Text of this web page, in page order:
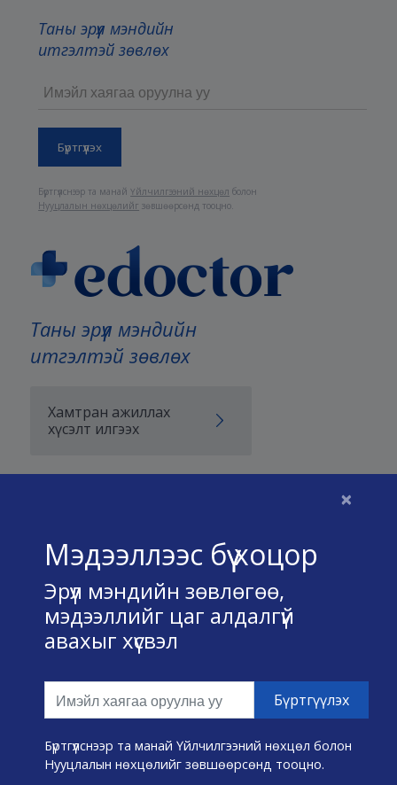
×
Мэдээллээс бүү хоцор
Эрүүл мэндийн зөвлөгөө,
мэдээллийг цаг алдалгүй
авахыг хүсвэл
Бүртгүүлснээр та манай Үйлчилгээний нөхцөл болон
Нууцлалын нөхцөлийг зөвшөөрсөнд тооцно.
Таны эрүүл мэндийн
итгэлтэй зөвлөх
Хамтран ажиллах
хүсэлт илгээх
Үйлчилгээний нөхцөл
Нууц хадгалах тухай
Холбоо барих
Өвчин А-Я
Эмнэлэг хайх
Эрүүл мэндийн хэрэгслүүд
Таны эрүүл мэндийн
итгэлтэй зөвлөх
Бүртгүүлснээр та манайҮйлчилгээний нөхцөл болон
Нууцлалын нөхцөлийг зөвшөөрсөнд тооцно.